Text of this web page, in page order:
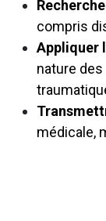
compris
Appliquer
nature
médicale,